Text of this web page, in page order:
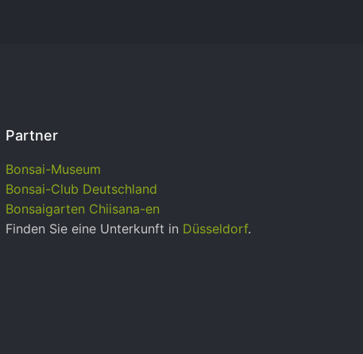
Partner
Bonsai-Museum
Bonsai-Club Deutschland
Bonsaigarten Chiisana-en
Finden Sie eine Unterkunft in Düsseldorf.